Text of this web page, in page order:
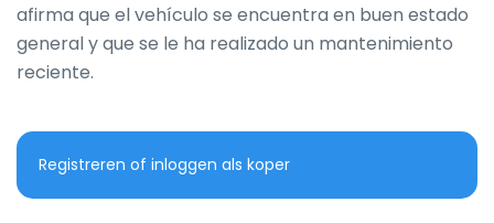
afirma que el vehículo se encuentra en buen estado
general y que se le ha realizado un mantenimiento
reciente.
Registreren of inloggen als koper